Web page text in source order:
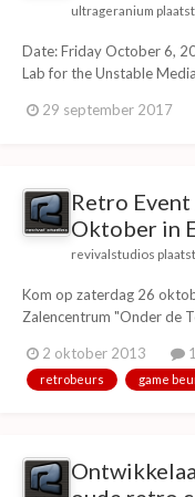
ultrageranium
Date: Friday October 6,
Lab for the Unstable
video game for the 1985
29 september 2017
Retro
Oktober in
revivalstudios
Kom op zaterdag 26
Zalencentrum "Onder de
evenement met vele
landen in heel europa.Hier
2 oktober 2013
retrobeurs game